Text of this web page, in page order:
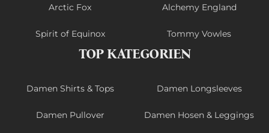
Arctic Fox Alchemy England
Spirit of Equinox Tommy Vowles
TOP KATEGORIEN
Damen Shirts & Tops Damen Longsleeves
Damen Pullover Damen Hosen & Leggings